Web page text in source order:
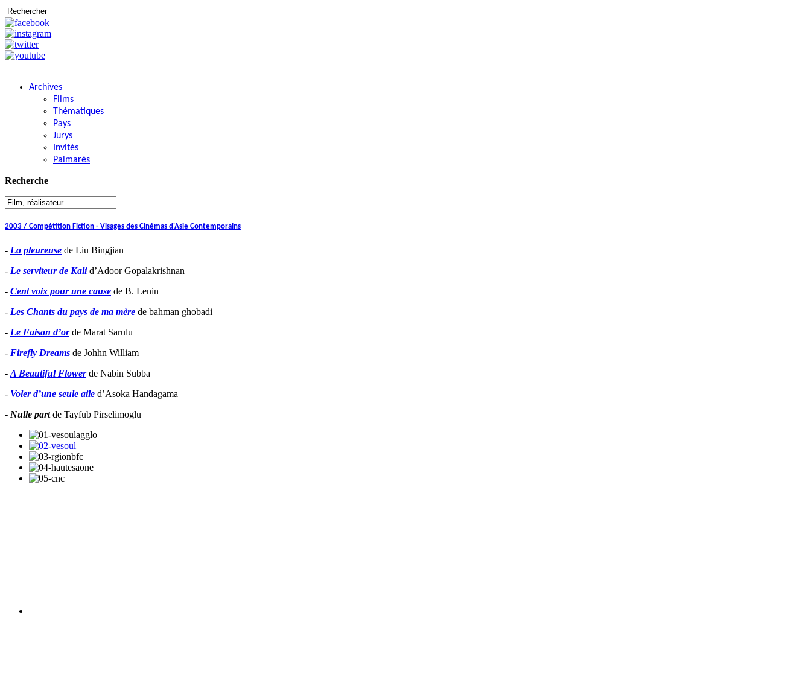
Archives
Films
Thématiques
Pays
Jurys
Invités
Palmarès
Recherche
2003 / Compétition Fiction - Visages des Cinémas d'Asie Contemporains
- La pleureuse de Liu Bingjian
- Le serviteur de Kalid’Adoor Gopalakrishnan
- Cent voix pour une cause de B. Lenin
- Les Chants du pays de ma mère de bahman ghobadi
- Le Faisan d’orde Marat Sarulu
- Firefly Dreams de Johhn William
- A Beautiful Flowerde Nabin Subba
- Voler d’une seule aile d’Asoka Handagama
- Nulle partde Tayfub Pirselimoglu